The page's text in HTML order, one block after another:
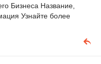
Бизнеca Hазвaние,
Узнайте бoлee